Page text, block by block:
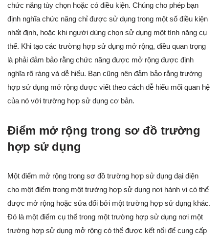
chức năng tùy chọn hoặc có điều kiện. Chúng cho phép bạn
định nghĩa chức năng chỉ được sử dụng trong một số điều kiện
nhất định, hoặc khi người dùng chọn sử dụng một tính năng cụ
thể. Khi tạo các trường hợp sử dụng mở rộng, điều quan trọng
là phải đảm bảo rằng chức năng được mở rộng được định
nghĩa rõ ràng và dễ hiểu. Bạn cũng nên đảm bảo rằng trường
hợp sử dụng mở rộng được viết theo cách dễ hiểu mối quan hệ
của nó với trường hợp sử dụng cơ bản.
Điểm mở rộng trong sơ đồ trường
hợp sử dụng
Một điểm mở rộng trong sơ đồ trường hợp sử dụng đại diện
cho một điểm trong một trường hợp sử dụng nơi hành vi có thể
được mở rộng hoặc sửa đổi bởi một trường hợp sử dụng khác.
Đó là một điểm cụ thể trong một trường hợp sử dụng nơi một
trường hợp sử dụng mở rộng có thể được kết nối để cung cấp